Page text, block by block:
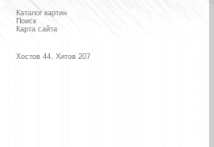
Каталог картин
Поиск
Карта сайта
Хостов 44, Хитов 207